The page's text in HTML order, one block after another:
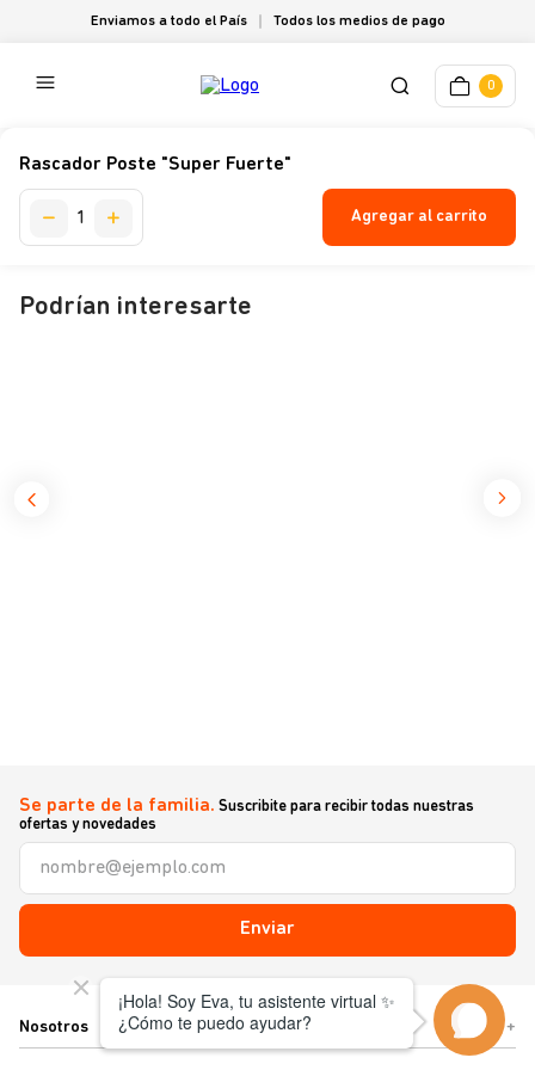
Enviamos a todo el País Todos los medios de pago
0
Rascador Poste "Super Fuerte"
Agregar al carrito
Podrían interesarte
Se parte de la familia. Suscribite para recibir todas nuestras
ofertas y novedades
Enviar
Nosotros +